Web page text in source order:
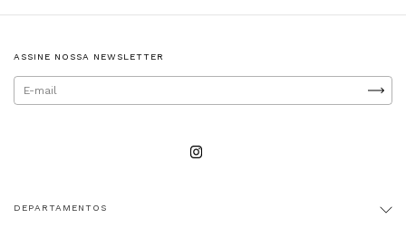
ASSINE NOSSA NEWSLETTER
DEPARTAMENTOS